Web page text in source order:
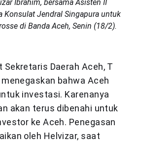
Ibrahim, bersama Asisten II
Konsulat Jendral Singapura untuk
di Banda Aceh, Senin (18/2).
Sekretaris Daerah Aceh, T
bahwa Aceh
investasi. Karenanya
akan terus dibenahi untuk
ke Aceh. Penegasan
oleh Helvizar, saat